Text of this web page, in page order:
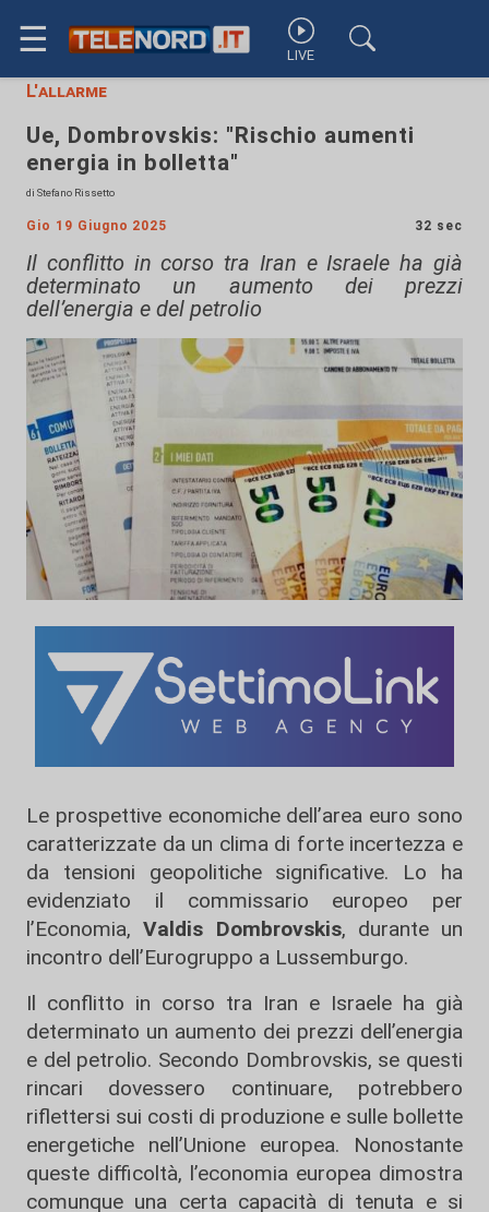
☰ LIVE
L'allarme
Ue, Dombrovskis: "Rischio aumenti
energia in bolletta"
di Stefano Rissetto
Gio 19 Giugno 2025 32 sec
Il conflitto in corso tra Iran e Israele ha già
determinato un aumento dei prezzi
dell’energia e del petrolio
Le prospettive economiche dell’area euro sono
caratterizzate da un clima di forte incertezza e
da tensioni geopolitiche significative. Lo ha
evidenziato il commissario europeo per
l’Economia,Valdis Dombrovskis, durante un
incontro dell’Eurogruppo a Lussemburgo.
Il conflitto in corso tra Iran e Israele ha già
determinato un aumento dei prezzi dell’energia
e del petrolio. Secondo Dombrovskis, se questi
rincari dovessero continuare, potrebbero
riflettersi sui costi di produzione e sulle bollette
energetiche nell’Unione europea. Nonostante
queste difficoltà, l’economia europea dimostra
comunque una certa capacità di tenuta e si